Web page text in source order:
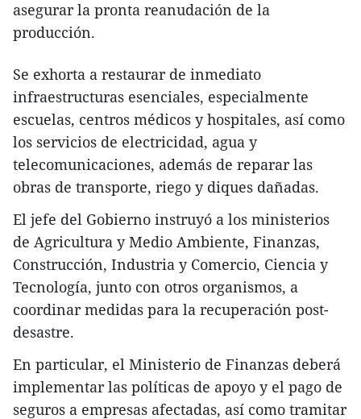
asegurar la pronta reanudación de la
producción.
Se exhorta a restaurar de inmediato
infraestructuras esenciales, especialmente
escuelas, centros médicos y hospitales, así como
los servicios de electricidad, agua y
telecomunicaciones, además de reparar las
obras de transporte, riego y diques dañadas.
El jefe del Gobierno instruyó a los ministerios
de Agricultura y Medio Ambiente, Finanzas,
Construcción, Industria y Comercio, Ciencia y
Tecnología, junto con otros organismos, a
coordinar medidas para la recuperación post-
desastre.
En particular, el Ministerio de Finanzas deberá
implementar las políticas de apoyo y el pago de
seguros a empresas afectadas, así como tramitar